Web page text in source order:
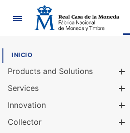
Navigation
INICIO
Products and Solutions
Services
Innovation
Collector